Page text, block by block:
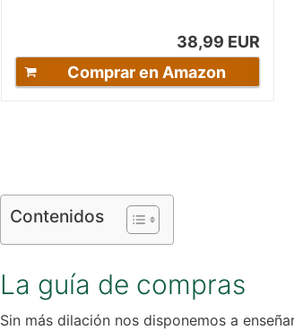
38,99 EUR
Comprar en Amazon
Contenidos
La guía de compras
Sin más dilación nos disponemos a